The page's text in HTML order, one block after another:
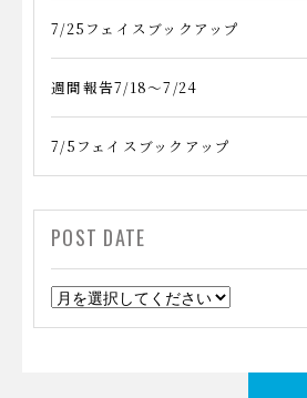
7/25フェイスブックアップ
週間報告7/18～7/24
7/5フェイスブックアップ
POST DATE